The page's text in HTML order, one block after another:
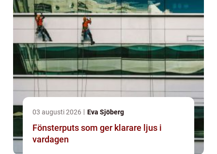
03 augusti 2026 Eva Sjöberg
Fönsterputs som ger klarare ljus i
vardagen